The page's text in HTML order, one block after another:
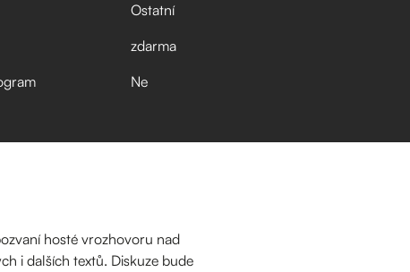
Ostatní
zdarma
Ne
hosté vrozhovoru nad
i dalších textů. Diskuze bude